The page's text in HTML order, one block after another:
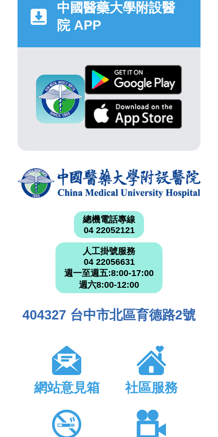
中國醫藥大學附設醫
院 APP
總機電話專線
04 22052121
人工掛號服務
04 22056631
週一至週五:8:00-17:00
週六8:00-12:00
404327 台中市北區育德路2號
網站意見箱 社區服務